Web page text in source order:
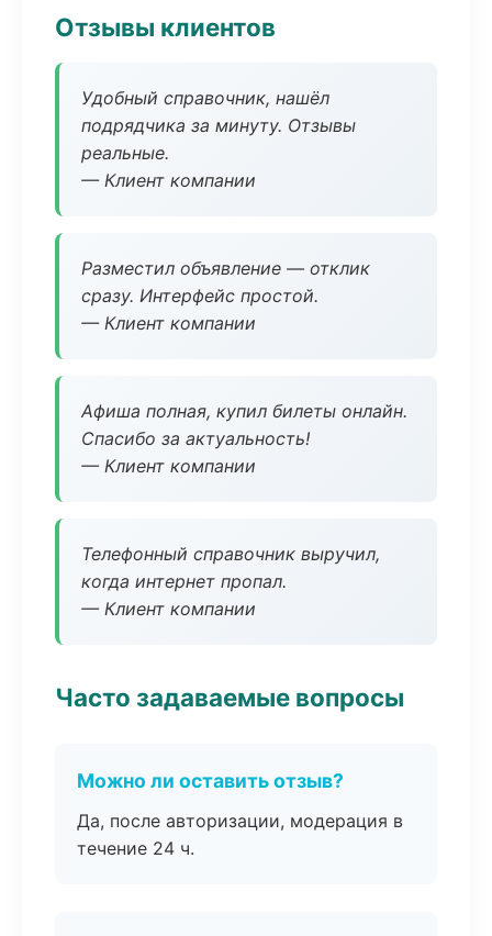
Отзывы клиентов
Удобный справочник, нашёл
подрядчика за минуту. Отзывы
реальные.
— Клиент компании
Разместил объявление — отклик
сразу. Интерфейс простой.
— Клиент компании
Афиша полная, купил билеты онлайн.
Спасибо за актуальность!
— Клиент компании
Телефонный справочник выручил,
когда интернет пропал.
— Клиент компании
Часто задаваемые вопросы
Можно ли оставить отзыв?
Да, после авторизации, модерация в
течение 24 ч.